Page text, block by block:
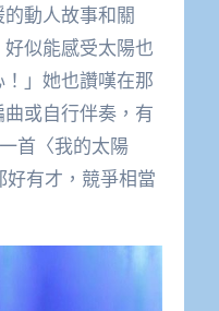
動人故事和關
似能感受太陽也
」她也讚嘆在那
或自行伴奏，有
首〈我的太陽
有才，競爭相當